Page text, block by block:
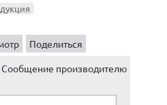
Поделиться
Сообщение производителю